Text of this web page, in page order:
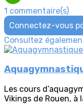
1 commentaire(s)
Connectez-vous
Consultez
Les cours
Vikings de Rouen, à